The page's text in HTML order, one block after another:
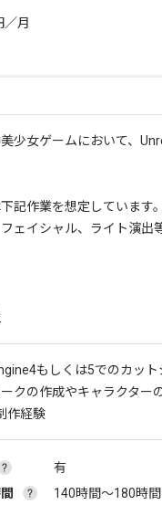
／月
少女ゲームにおいて、
記作業を想定しています
フェイシャル、ライト演
もしくは5でのカッ
ークの作成やキャラクタ
作経験
有
140時間〜180時間